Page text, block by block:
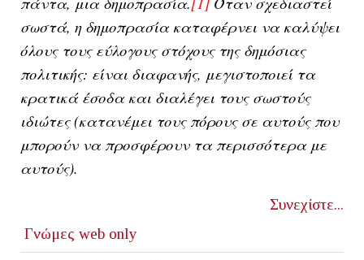
σωστά, η δημοπρασία καταφέρνει να καλύψει
όλους τους εύλογους στόχους της δημόσιας
πολιτικής: είναι διαφανής, μεγιστοποιεί τα
κρατικά έσοδα και διαλέγει τους σωστούς
ιδιώτες (κατανέμει τους πόρους σε αυτούς που
μπορούν να προσφέρουν τα περισσότερα με
αυτούς).
Συνεχίστε...
Γνώμες web only